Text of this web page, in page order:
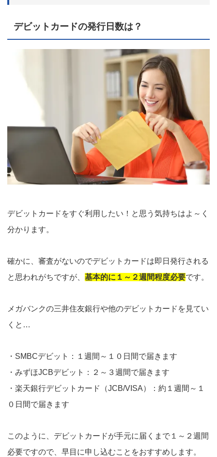
デビットカードの発行日数は？
デビットカードをすぐ利用したい！と思う気持ちはよ～く
分かります。
確かに、審査がないのでデビットカードは即日発行される
と思われがちですが、 基本的に１～２週間程度必要です。
メガバンクの三井住友銀行や他のデビットカードを見てい
くと…
・SMBCデビット：１週間～１０日間で届きます
・みずほJCBデビット：２～３週間で届きます
・楽天銀行デビットカード（JCB/VISA）：約１週間～１
０日間で届きます
このように、デビットカードが手元に届くまで１～２週間
必要ですので、早目に申し込むことをおすすめします。